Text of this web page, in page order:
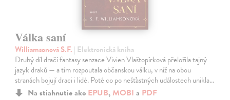
Válka saní
Williamsonová S.F. | Elektronická kniha
Druhý díl dračí fantasy senzace Vivien Vlaštopírková přeložila tajný
jazyk draků — a tím rozpoutala občanskou válku, v níž na obou
stranách bojují draci i lidé. Poté co po nešťastných událostech unikla…
Na stiahnutie ako EPUB, MOBI a PDF